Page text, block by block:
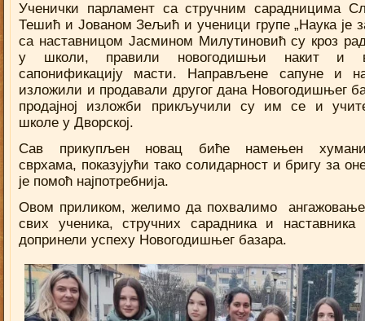
Ученички парламент са стручним сарадницима
Тешић и Јованом Зељић и ученици групе „Наука је
са наставницом Јасмином Милутиновић су кроз
у школи, правили новогодишњи накит и
сапонификацију масти. Направљене сапуне и
изложили и продавали другог дана Новогодишњег
продајној изложби прикључили су им се и
школе у Дворској.
Сав прикупљен новац биће намењен
сврхама, показујући тако солидарност и бригу за
је помоћ најпотребнија.
Овом приликом, желимо да похвалимо
свих ученика, стручних сарадника и наставника
допринели успеху Новогодишњег базара.